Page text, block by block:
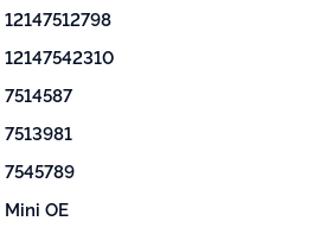
12147512798
12147542310
7514587
7513981
7545789
Mini OE